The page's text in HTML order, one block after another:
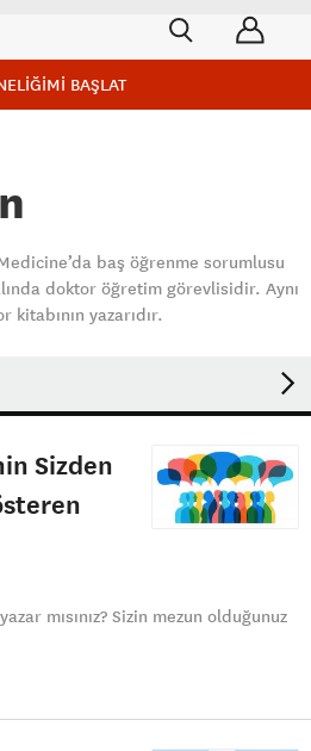
BAŞLAT
baş öğrenme sorumlusu
doktor öğretim görevlisidir. Aynı
kitabının yazarıdır.
Sizden
mısınız? Sizin mezun olduğunuz